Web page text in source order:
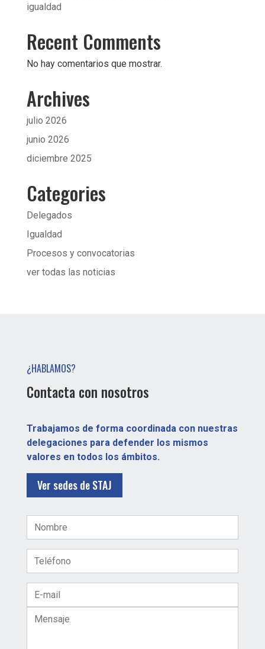
igualdad
Recent Comments
No hay comentarios que mostrar.
Archives
julio 2026
junio 2026
diciembre 2025
Categories
Delegados
Igualdad
Procesos y convocatorias
ver todas las noticias
¿HABLAMOS?
Contacta con nosotros
Trabajamos de forma coordinada con nuestras
delegaciones para defender los mismos
valores en todos los ámbitos.
Ver sedes de STAJ